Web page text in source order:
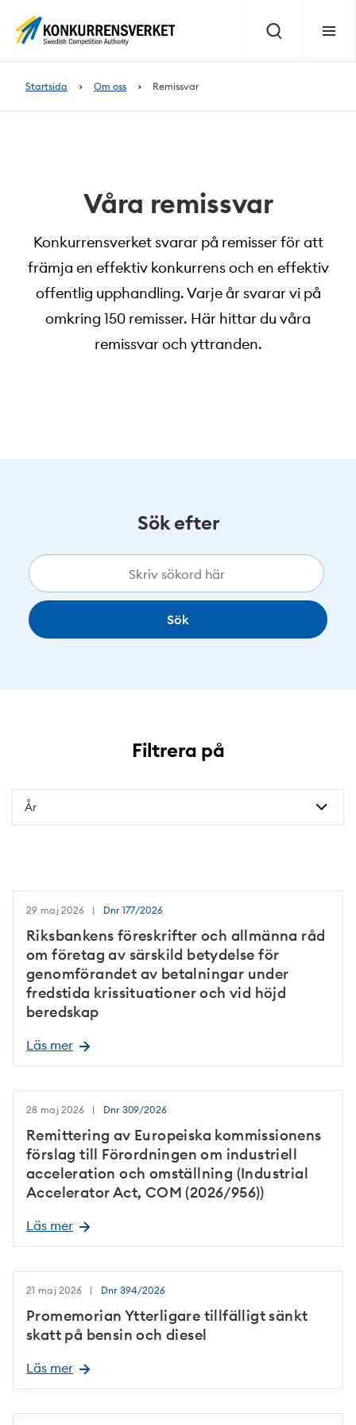
Sök Meny
Startsida Om oss Remissvar
Våra remissvar
Konkurrensverket svarar på remisser för att
främja en effektiv konkurrens och en effektiv
offentlig upphandling. Varje år svarar vi på
omkring 150 remisser. Här hittar du våra
remissvar och yttranden.
Sök efter
Sök
på
Sök
Filtrera på
År
År
29 maj 2026 Dnr 177/2026
Riksbankens föreskrifter och allmänna råd
om företag av särskild betydelse för
genomförandet av betalningar under
fredstida krissituationer och vid höjd
beredskap
Läs mer
28 maj 2026 Dnr 309/2026
Remittering av Europeiska kommissionens
förslag till Förordningen om industriell
acceleration och omställning (Industrial
Accelerator Act, COM (2026/956))
Läs mer
21 maj 2026 Dnr 394/2026
Promemorian Ytterligare tillfälligt sänkt
skatt på bensin och diesel
Läs mer